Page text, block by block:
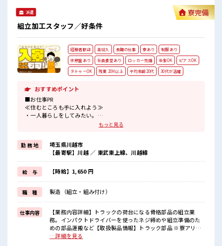
に集中♪ 程よく残業あり！ 高収入もバッチリ目指せますよ！
派遣
組立加工スタッフ／好条件
寮完備
経験者歓迎 高収入 長期の仕事 寮あり
制服あり
休憩室あり
社員食堂あり ロッカー完備 染髪OK
ピアスOK
タトゥーOK
残業 20H以上 平均年齢20代 30代が活躍
おすすめポイント
■お仕事PR
≪住むところも手に入れよう≫
・一人暮らしをしてみたい。
・地元から出て新しい場所で働いてみたい。
そんな方にピッタリな「寮完備」のお仕事です！
赴任地までの交通費も当社が負担(規定有)！
遠方の方もご安心して応募ください！
≪経験者優遇≫
これまでの経験を活かしませんか？
ブランクがあっても大丈夫♪
経験はちょっとだけ…という方もOK！
≪稼ぎたい人向け≫
高収入を希望される方にオススメ。
残業は月20時間以上あります♪
■職場の雰囲気
キバツ過ぎなければ髪色・髪型は自由！
もっと見る
勤 務 地
埼玉県川越市
【最寄駅】川越 ／ 東武東上線、川越線
給 与 【時給】1,650 円
職 種 製造（組立・組み付け）
仕事内容
【業務内容詳細】トラックの荷台になる骨格部品の組立業
務。インパクトドライバーを使ったネジ締めや組立準備のた
めの部品運搬など【取扱製品情報】トラック部品 ※寮アリの
お仕事！一人暮らしスタートにもピッタリ♪ ■お仕事PR ≪住
…詳細を見る